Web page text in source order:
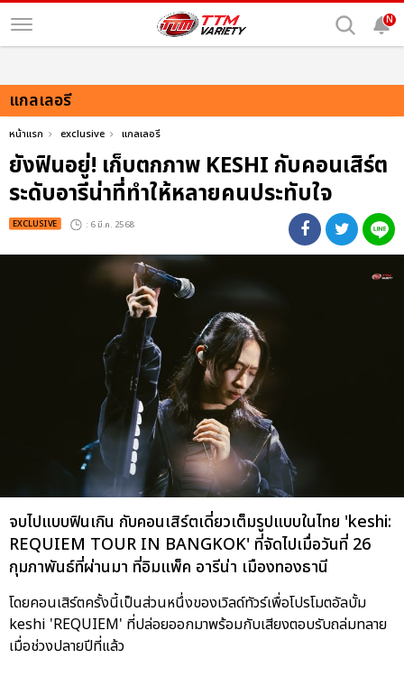
N
แกลเลอรี
หน้าแรก exclusive แกลเลอรี
ยังฟินอยู่! เก็บตกภาพ KESHI กับคอนเสิร์ต
ระดับอารีน่าที่ทำให้หลายคนประทับใจ
EXCLUSIVE : 6 มี.ค. 2568
จบไปแบบฟินเกิน กับคอนเสิร์ตเดี่ยวเต็มรูปแบบในไทย 'keshi:
REQUIEM TOUR IN BANGKOK' ที่จัดไปเมื่อวันที่ 26
กุมภาพันธ์ที่ผ่านมา ที่อิมแพ็ค อารีน่า เมืองทองธานี
โดยคอนเสิร์ตครั้งนี้เป็นส่วนหนึ่งของเวิลด์ทัวร์เพื่อโปรโมตอัลบั้ม
keshi 'REQUIEM' ที่ปล่อยออกมาพร้อมกับเสียงตอบรับถล่มทลาย
เมื่อช่วงปลายปีที่แล้ว